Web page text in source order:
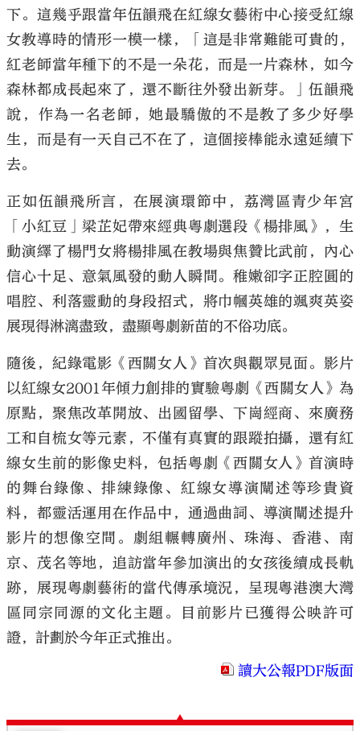
下。這幾乎跟當年伍韻飛在紅線女藝術中心接受紅線
女教導時的情形一模一樣，「這是非常難能可貴的，
紅老師當年種下的不是一朵花，而是一片森林，如今
森林都成長起來了，還不斷往外發出新芽。」伍韻飛
說，作為一名老師，她最驕傲的不是教了多少好學
生，而是有一天自己不在了，這個接棒能永遠延續下
去。
正如伍韻飛所言，在展演環節中，荔灣區青少年宮
「小紅豆」梁芷妃帶來經典粵劇選段《楊排風》，生
動演繹了楊門女將楊排風在教場與焦贊比武前，內心
信心十足、意氣風發的動人瞬間。稚嫩卻字正腔圓的
唱腔、利落靈動的身段招式，將巾幗英雄的颯爽英姿
展現得淋漓盡致，盡顯粵劇新苗的不俗功底。
隨後，紀錄電影《西關女人》首次與觀眾見面。影片
以紅線女2001年傾力創排的實驗粵劇《西關女人》為
原點，聚焦改革開放、出國留學、下崗經商、來廣務
工和自梳女等元素，不僅有真實的跟蹤拍攝，還有紅
線女生前的影像史料，包括粵劇《西關女人》首演時
的舞台錄像、排練錄像、紅線女導演闡述等珍貴資
料，都靈活運用在作品中，通過曲詞、導演闡述提升
影片的想像空間。劇組輾轉廣州、珠海、香港、南
京、茂名等地，追訪當年參加演出的女孩後續成長軌
跡，展現粵劇藝術的當代傳承境況，呈現粵港澳大灣
區同宗同源的文化主題。目前影片已獲得公映許可
證，計劃於今年正式推出。
讀大公報PDF版面